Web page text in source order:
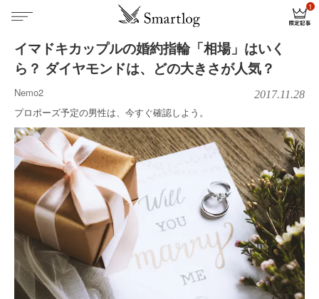
イマドキカップルの婚約指輪「相場」はいく
ら？ ダイヤモンドは、どの大きさが人気？
Nemo2 2017.11.28
プロポーズ予定の男性は、今すぐ確認しよう。